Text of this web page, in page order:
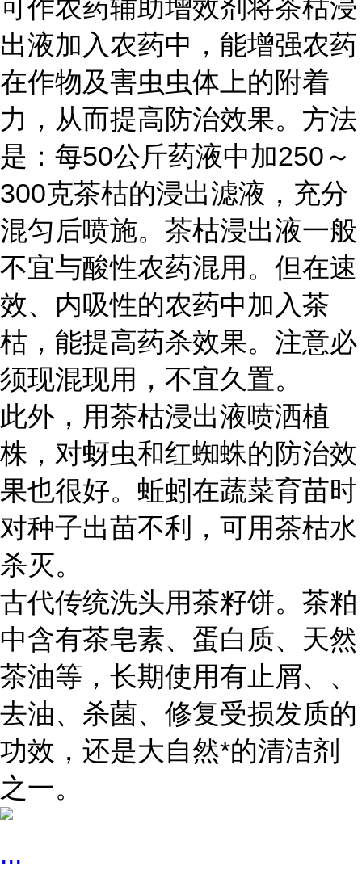
可作农药辅助增效剂将茶枯浸
出液加入农药中，能增强农药
在作物及害虫虫体上的附着
力，从而提高防治效果。方法
是：每50公斤药液中加250～
300克茶枯的浸出滤液，充分
混匀后喷施。茶枯浸出液一般
不宜与酸性农药混用。但在速
效、内吸性的农药中加入茶
枯，能提高药杀效果。注意必
须现混现用，不宜久置。
此外，用茶枯浸出液喷洒植
株，对蚜虫和红蜘蛛的防治效
果也很好。蚯蚓在蔬菜育苗时
对种子出苗不利，可用茶枯水
杀灭。
古代传统洗头用茶籽饼。茶粕
中含有茶皂素、蛋白质、天然
茶油等，长期使用有止屑、、
去油、杀菌、修复受损发质的
功效，还是大自然*的清洁剂
之一。
...